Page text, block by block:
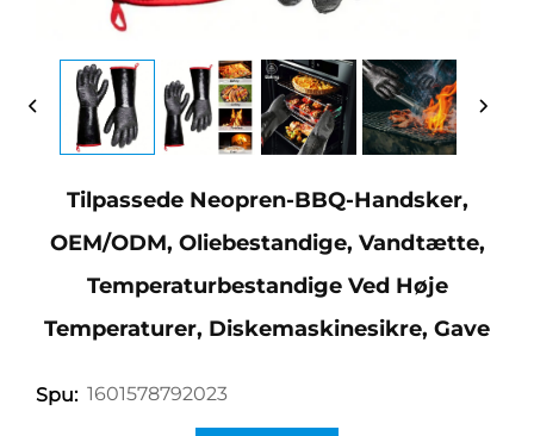
Tilpassede Neopren-BBQ-Handsker,
OEM/ODM, Oliebestandige, Vandtætte,
Temperaturbestandige Ved Høje
Temperaturer, Diskemaskinesikre, Gave
Spu: 1601578792023